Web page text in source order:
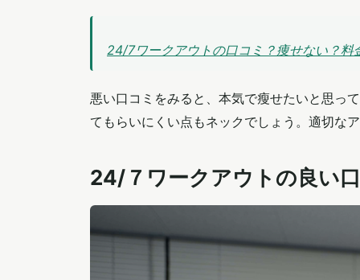
24/7ワークアウトの口コミ？痩せない？
悪い口コミをみると、本気で瘦せたいと思っ
てもらいにくい点もネックでしょう。適切な
24/７ワークアウトの良い